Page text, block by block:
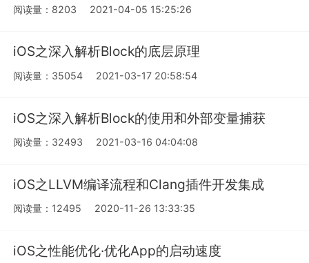
阅读量：8203 2021-04-05 15:25:26
iOS之深入解析Block的底层原理
阅读量：35054 2021-03-17 20:58:54
iOS之深入解析Block的使用和外部变量捕获
阅读量：32493 2021-03-16 04:04:08
iOS之LLVM编译流程和Clang插件开发集成
阅读量：12495 2020-11-26 13:33:35
iOS之性能优化·优化App的启动速度